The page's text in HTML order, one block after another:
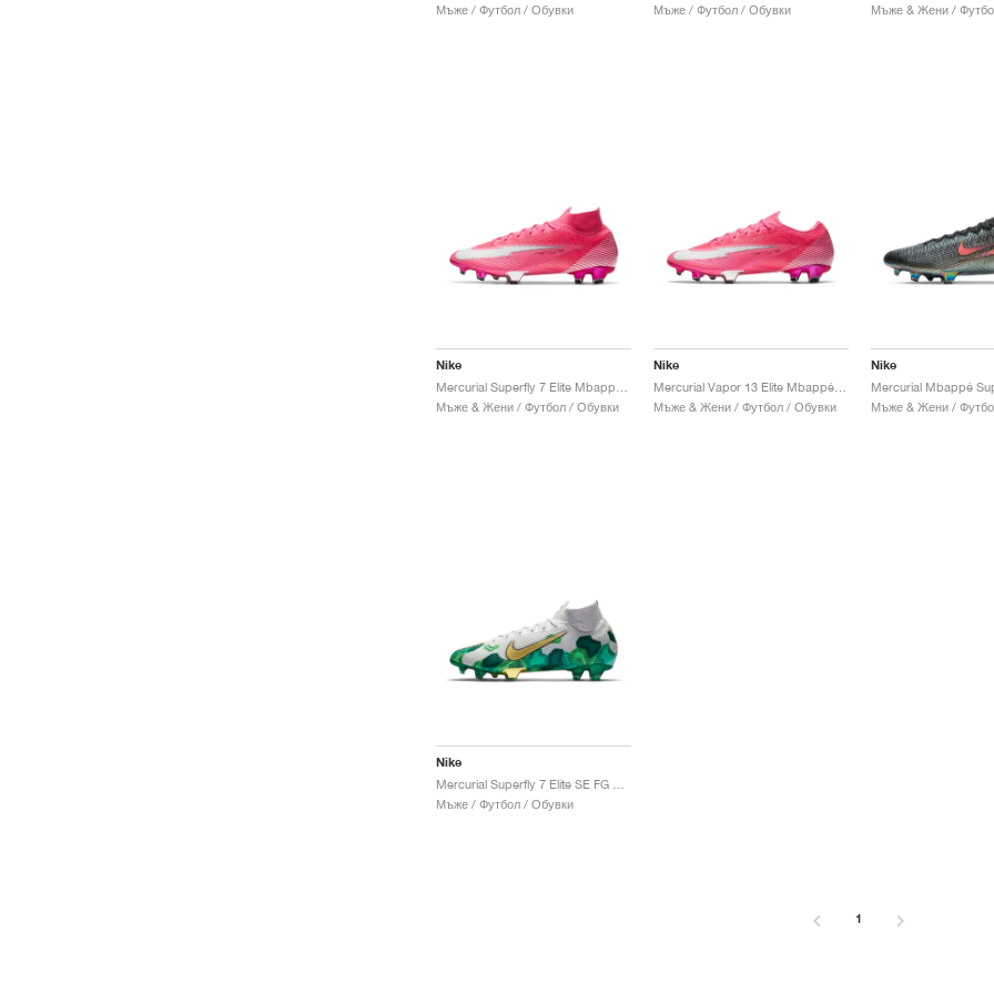
Мъже / Футбол / Обувки Мъже / Футбол / Обувки Мъже & Жени /
Nike
Мъже & Жени / Футбол / Обувки
Nike
Mercurial Vapor 13 Elite Mbappé FG "Rosa"
Мъже & Жени / Футбол / Обувки
Nike
Мъже & Жени /
Nike
Мъже / Футбол / Обувки
1